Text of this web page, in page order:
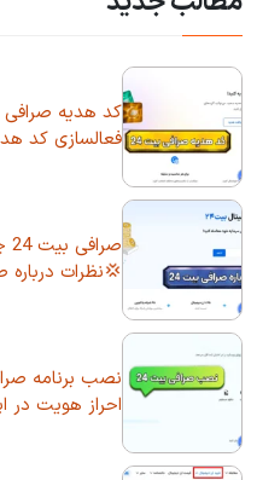
فعالسازی کد
💢نظرات درباره
احراز هویت در